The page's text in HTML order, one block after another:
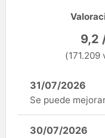
9,2
31/07/2026
Se puede
30/07/2026